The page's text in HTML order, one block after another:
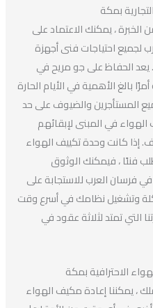
بمكة
من الخبرة ، يمكنك الاعتماد على
احتياجات فنى أجهزة
الحفاظ على جو مريح في
الأهمية في الأيام الحارة
والضيوف على حد
في المبنى لإبقائهم
كانت وحدة تكييف الهواء
، فيمكنك الوثوق
العرب للاستجابة على
نظامك في أسرع وقت
تمتد لثلاثة عقود في
بمكة
إعادة مكيف الهواء